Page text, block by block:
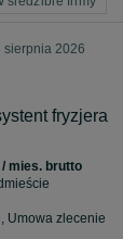
sierpnia 2026
fryzjera
/ mies. brutto
Umowa zlecenie